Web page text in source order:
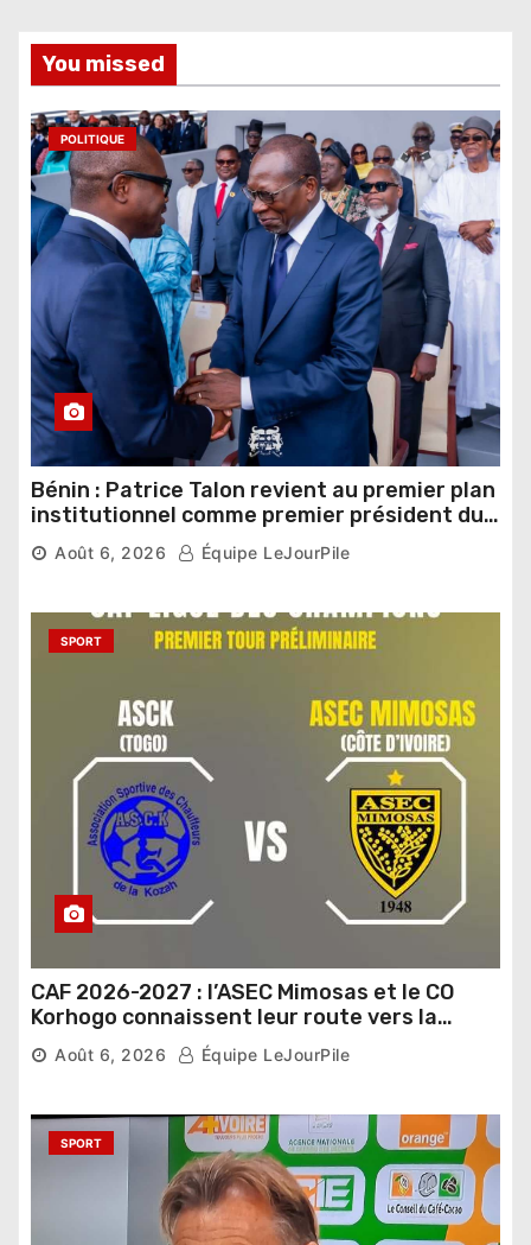
You missed
POLITIQUE
Bénin : Patrice Talon revient au premier plan
institutionnel comme premier président du
Sénat
Août 6, 2026 Équipe LeJourPile
SPORT
CAF 2026-2027 : l’ASEC Mimosas et le CO
Korhogo connaissent leur route vers la
phase de groupes
Août 6, 2026 Équipe LeJourPile
SPORT